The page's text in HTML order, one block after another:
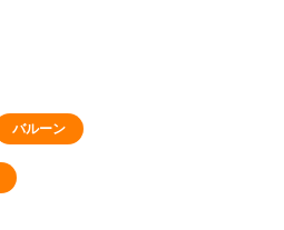
バルーン